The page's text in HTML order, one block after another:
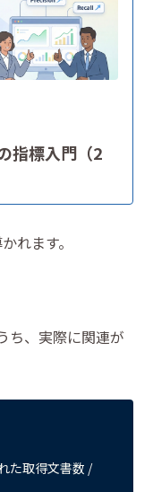
指標入門（2
れます。
ち、実際に関連が
た取得文書数 /